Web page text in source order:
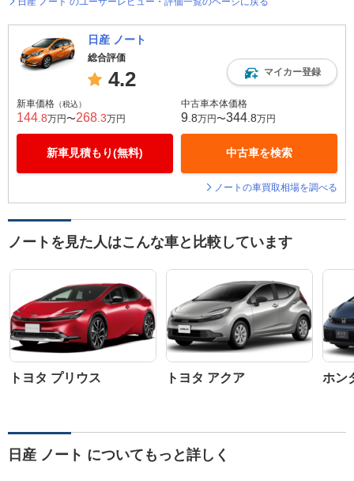
日産 ノート
総合評価
4.2 マイカー登録
新車価格 （税込）
144 .8万円〜268 .3万円
新車見積もり(無料)
中古車本体価格
9 .8万円〜344 .8万円
中古車を検索
ノートの車買取相場を調べる
ノートを見た人はこんな車と比較しています
トヨタ プリウス トヨタ アクア ホン
日産 ノート についてもっと詳しく